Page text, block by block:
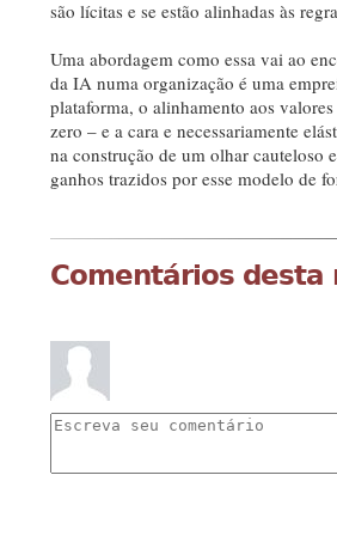
são lícitas e se estão alinhadas às
Uma abordagem como essa vai ao
da IA numa organização é uma
plataforma, o alinhamento aos
zero – e a cara e necessariamente
na construção de um olhar cauteloso
ganhos trazidos por esse modelo de
Comentários desta